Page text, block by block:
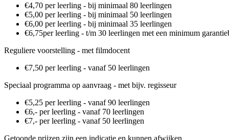
€4,70 per leerling - bij minimaal 80 leerlingen
€5,00 per leerling - bij minimaal 50 leerlingen
€6,00 per leerling - bij minimaal 35 leerlingen
€6,75per leerling - t/m 30 leerlingen met een minimum
Reguliere voorstelling - met filmdocent
€7,50 per leerling - vanaf 50 leerlingen
Speciaal programma op aanvraag - met bijv. regisseur
€5,25 per leerling - vanaf 90 leerlingen
€6,- per leerling - vanaf 70 leerlingen
€7,- per leerling - vanaf 50 leerlingen
Getoonde prijzen zijn een indicatie en kunnen afwijken,